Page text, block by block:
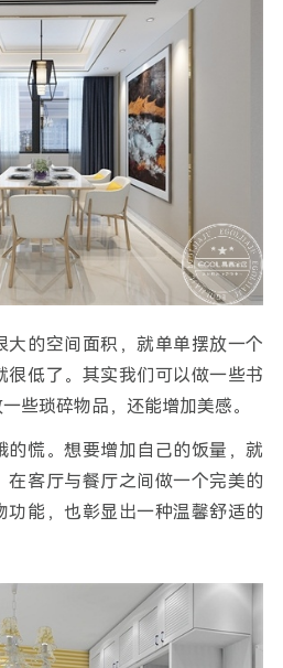
大的空间面积，就单单摆放一个
很低了。其实我们可以做一些书
些琐碎物品，还能增加美感。
的慌。想要增加自己的饭量，就
在客厅与餐厅之间做一个完美的
功能，也彰显出一种温馨舒适的